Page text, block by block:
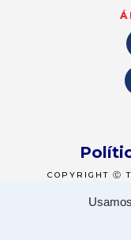
COPYRIGHT Ⓒ